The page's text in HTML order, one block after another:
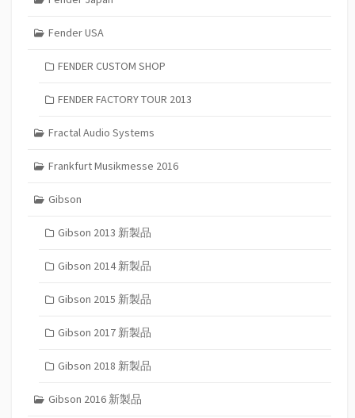
Fender USA
FENDER CUSTOM SHOP
FENDER FACTORY TOUR 2013
Fractal Audio Systems
Frankfurt Musikmesse 2016
Gibson
Gibson 2013 新製品
Gibson 2014 新製品
Gibson 2015 新製品
Gibson 2017 新製品
Gibson 2018 新製品
Gibson 2016 新製品